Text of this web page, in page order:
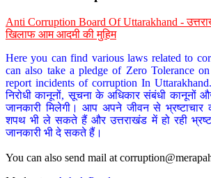
Anti Corruption Board Of Uttarakhand -
खिलाफ आम आदमी की मुहिम
Here you can find various laws related to
can also take a pledge of Zero Tolerance
report incidents of corruption In
निरोधी कानूनों, सूचना के अधिकार संबंधी कानूनों
जानकारी मिलेगी। आप अपने जीवन से भ्रष्टाचार
शपथ भी ले सकते हैं और उत्तराखंड में हो रही
जानकारी भी दे सकते हैं।
You can also send mail at